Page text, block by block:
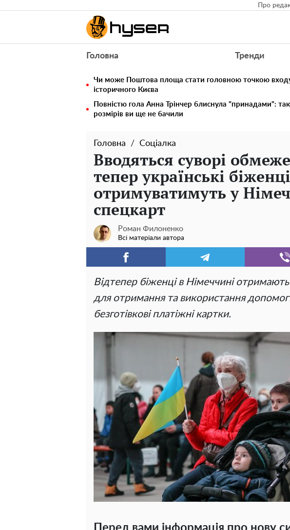
Про
Головна Тренди
Чи може Поштова площа стати головною точкою
історичного Києва
Повністю гола Анна Трінчер блиснула "принадами":
розмірів ви ще не бачили
Головна Соціалка
Вводяться суворі
тепер українські біженці
отримуватимуть у
спецкарт
Роман Филоненко
Всі матеріали автора
Відтепер біженці в Німеччині
для отримання та використання
безготівкові платіжні картки.